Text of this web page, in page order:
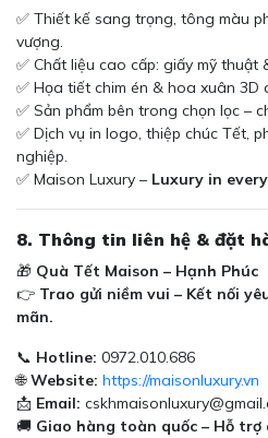
✅ Thiết kế sang trọng, tông màu
vượng.
✅ Chất liệu cao cấp: giấy mỹ thuật
✅ Họa tiết chim én & hoa xuân 3D
✅ Sản phẩm bên trong chọn lọc –
✅ Dịch vụ in logo, thiệp chúc Tết,
nghiệp.
✅ Maison Luxury – Luxury in
8. Thông tin liên hệ & đặt
🎁 Quà Tết Maison – Hạnh Phúc
👉 Trao gửi niềm vui – Kết nối
mãn.
📞 Hotline: 0972.010.686
🌐Website: https://maisonluxury.vn
📩 Email:
🚚 Giao hàng toàn quốc – Hỗ